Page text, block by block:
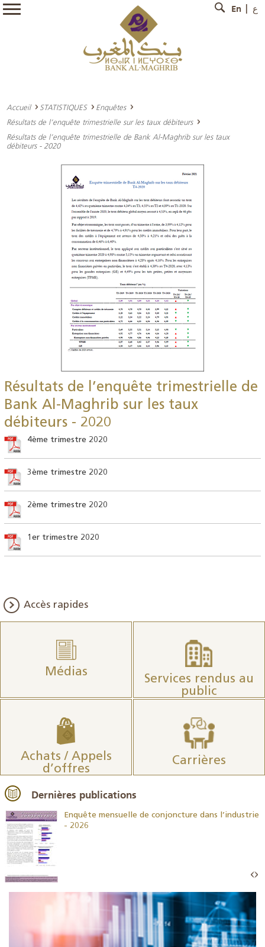
En ع
Accueil STATISTIQUES
Enquêtes
Résultats de l’enquête trimestrielle sur les taux débiteurs
Résultats de l’enquête trimestrielle de Bank Al-Maghrib sur les taux
débiteurs - 2020
Résultats de l’enquête trimestrielle de
Bank Al-Maghrib sur les taux
débiteurs - 2020
4ème trimestre 2020
3ème trimestre 2020
2ème trimestre 2020
1er trimestre 2020
Accès rapides
Médias
Services rendus au
public
Achats / Appels
d’offres
Carrières
Dernières publications
Enquête mensuelle de conjoncture dans l’industrie
- 2026